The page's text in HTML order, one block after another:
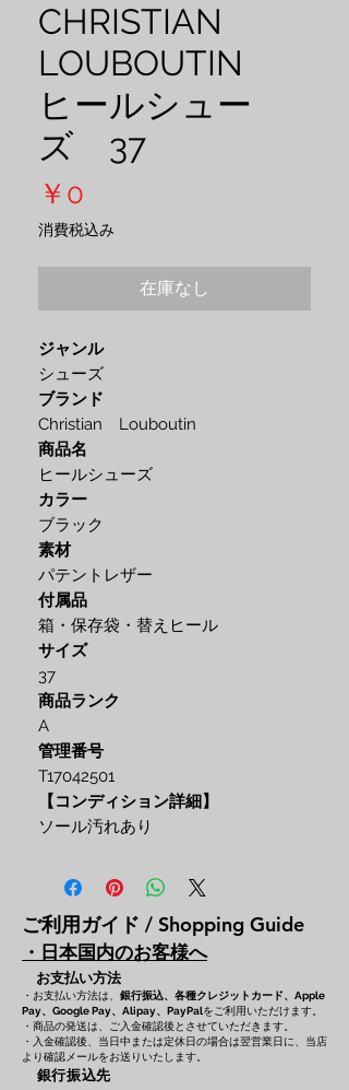
CHRISTIAN
LOUBOUTIN
ヒールシュー
ズ 37
￥0
格
消費税込み
在庫なし
ジャンル
シューズ
ブランド
Christian Louboutin
商品名
ヒールシューズ
カラー
ブラック
素材
パテントレザー
付属品
箱・保存袋・替えヒール
サイズ
37
商品ランク
A
管理番号
T17042501
【コンディション詳細】
ソール汚れあり
ご利用ガイド / Shopping Guide
・日本国内のお客様へ
お支払い方法
・お支払い方法は、 銀行振込、各種クレジットカード、 Apple
Pay、Google Pay、Alipay、PayPalをご利用いただけます。
・商品の発送は、ご入金確認後とさせていただきます。
・入金確認後、当日中または定休日の場合は翌営業日に、当店
より確認メールをお送りいたします。
銀行振込先